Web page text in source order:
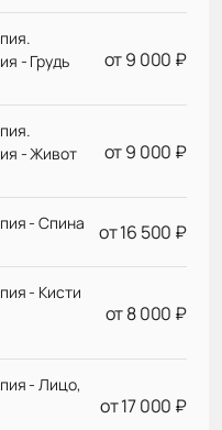
- Грудь
от 9 000 ₽
- Живот
от 9 000 ₽
- Спина от 16 500 ₽
- Кисти
от 8 000 ₽
- Лицо,
от 17 000 ₽